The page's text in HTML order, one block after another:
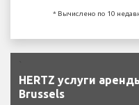
* Вычислено по 10
HERTZ услуги
Brussels